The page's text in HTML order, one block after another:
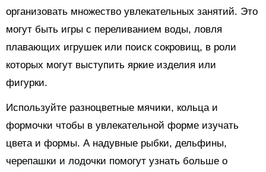
организовать множество увлекательных занятий. Это
могут быть игры с переливанием воды, ловля
плавающих игрушек или поиск сокровищ, в роли
которых могут выступить яркие изделия или
фигурки.
Используйте разноцветные мячики, кольца и
формочки чтобы в увлекательной форме изучать
цвета и формы. А надувные рыбки, дельфины,
черепашки и лодочки помогут узнать больше о